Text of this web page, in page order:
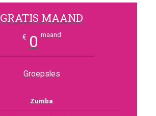
GRATIS MAAND
€ 0 maand
Groepsles
Zumba